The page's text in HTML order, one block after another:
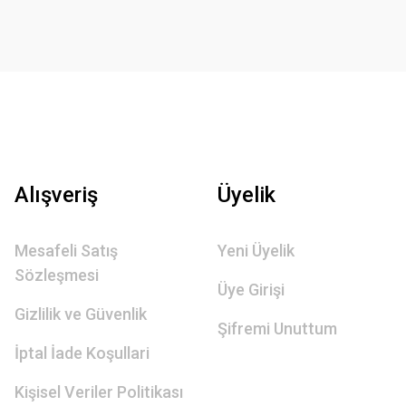
Alışveriş
Mesafeli Satış
Sözleşmesi
Gizlilik ve Güvenlik
İptal İade Koşullari
Kişisel Veriler Politikası
Üyelik
Yeni Üyelik
Üye Girişi
Şifremi Unuttum